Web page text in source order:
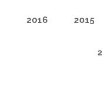
2016 2015